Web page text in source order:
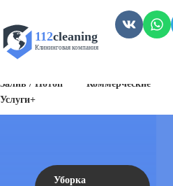
112cleaning
Клининговая компания
Залив / Потоп
Коммерческие
Услуги+
Уборка